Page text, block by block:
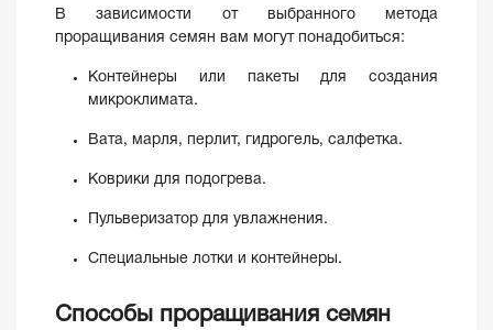
В зависимости от выбранного метода
проращивания семян вам могут понадобиться:
Контейнеры или пакеты для создания
микроклимата.
Вата, марля, перлит, гидрогель, салфетка.
Коврики для подогрева.
Пульверизатор для увлажнения.
Специальные лотки и контейнеры.
Способы проращивания семян